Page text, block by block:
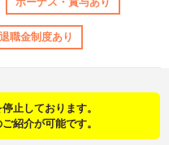
退職金制度あり
止しております。
紹介が可能です。